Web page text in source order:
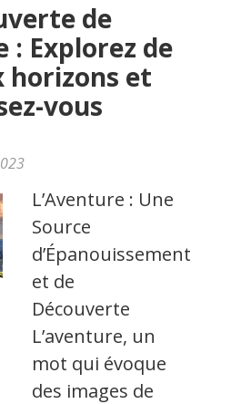
de
: Explorez de
horizons et
vous
L’Aventure : Une
Source
d’Épanouissement
et de
Découverte
L’aventure, un
mot qui évoque
des images de